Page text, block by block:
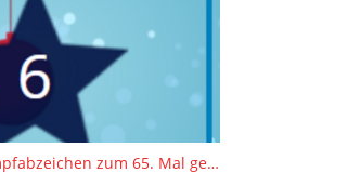
Türchen 6 – Mehrkampfabzeichen zum 65. Mal geschafft: Manfred Erdmann